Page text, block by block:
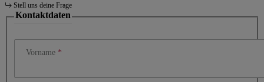
Stell uns deine Frage
Kontaktdaten
Vorname